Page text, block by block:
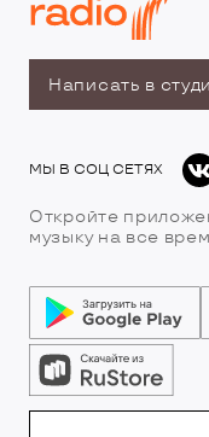
Написать в
МЫ В СОЦ СЕТЯХ
Откройте
музыку на все